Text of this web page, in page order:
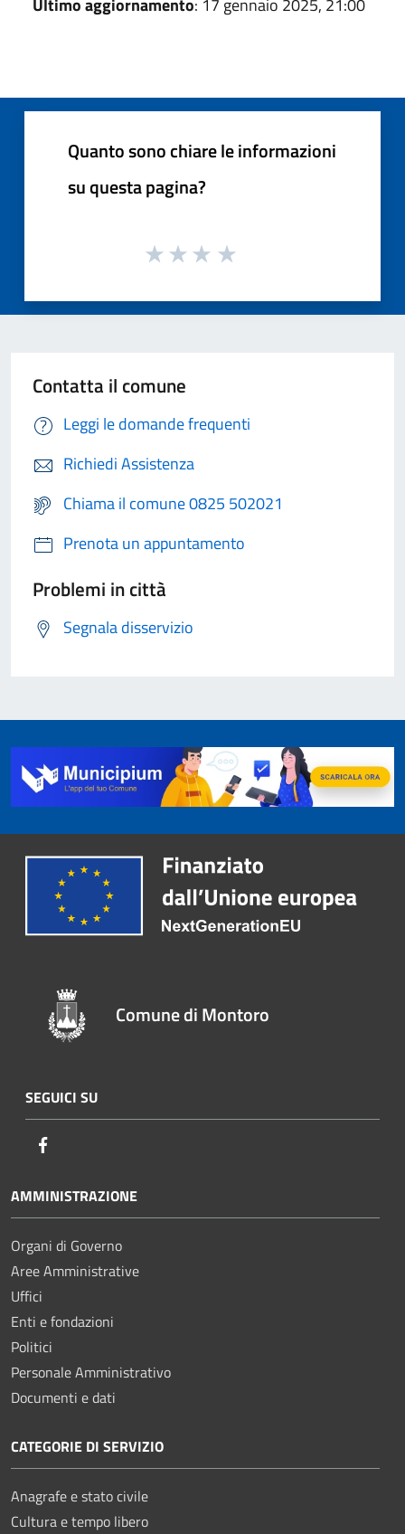
Quanto sono chiare le informazioni
su questa pagina?
Contatta il comune
Leggi le domande frequenti
Richiedi Assistenza
Chiama il comune 0825 502021
Prenota un appuntamento
Problemi in città
Segnala disservizio
Comune di Montoro
SEGUICI SU
AMMINISTRAZIONE
Organi di Governo
Aree Amministrative
Uffici
Enti e fondazioni
Politici
Personale Amministrativo
Documenti e dati
CATEGORIE DI SERVIZIO
Anagrafe e stato civile
Cultura e tempo libero